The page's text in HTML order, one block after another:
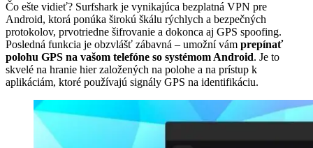
Čo ešte vidieť? Surfshark je vynikajúca bezplatná VPN pre
Android, ktorá ponúka širokú škálu rýchlych a bezpečných
protokolov, prvotriedne šifrovanie a dokonca aj GPS spoofing.
Posledná funkcia je obzvlášť zábavná – umožní vám prepínať
polohu GPS na vašom telefóne so systémom Android. Je to
skvelé na hranie hier založených na polohe a na prístup k
aplikáciám, ktoré používajú signály GPS na identifikáciu.